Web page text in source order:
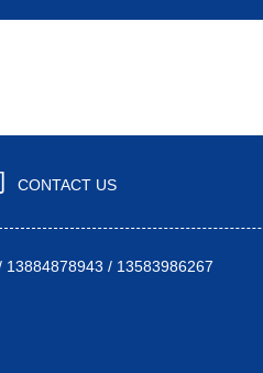
CONTACT US
/ 13583986267 地址